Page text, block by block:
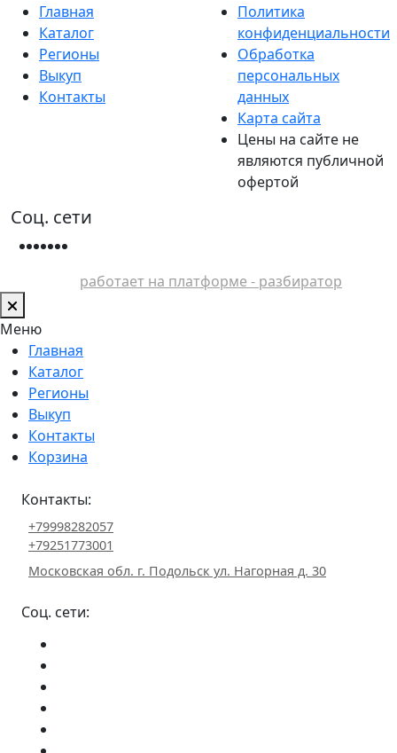
Главная
Каталог
Регионы
Выкуп
Контакты
Политика
конфиденциальности
Обработка
персональных
данных
Карта сайта
Цены на сайте не
являются публичной
офертой
Соц. сети
работает на платформе - разбиратор
Меню
Главная
Каталог
Регионы
Выкуп
Контакты
Корзина
Контакты:
+79998282057
+79251773001
Московская обл. г. Подольск ул. Нагорная д. 30
Соц. сети: